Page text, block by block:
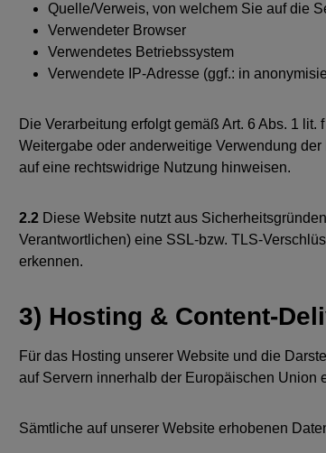
Quelle/Verweis, von welchem Sie auf die
Verwendeter Browser
Verwendetes Betriebssystem
Verwendete IP-Adresse (ggf.: in
Die Verarbeitung erfolgt gemäß Art. 6 Abs. 1
Weitergabe oder anderweitige Verwendung
auf eine rechtswidrige Nutzung hinweisen.
2.2 Diese Website nutzt aus
Verantwortlichen) eine SSL-bzw. TLS-
erkennen.
3) Hosting & Content-
Für das Hosting unserer Website und die
auf Servern innerhalb der Europäischen Union
Sämtliche auf unserer Website erhobenen